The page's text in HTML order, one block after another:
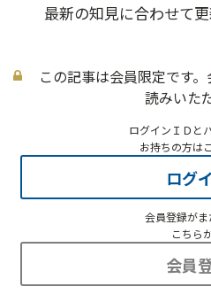
最新の知見に合わせて
この記事は会員限定です
読みいた
ログインＩＤと
お持ちの方は
ログ
会員登録が
こちら
会員